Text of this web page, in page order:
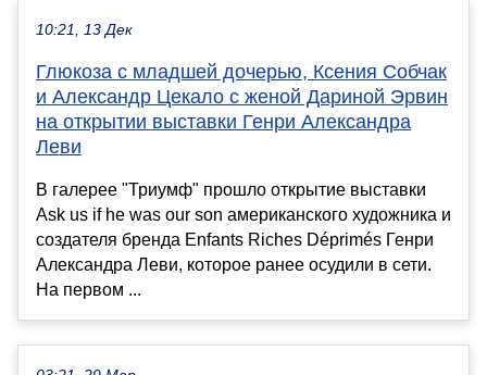
10:21, 13 Дек
Глюкоза с младшей дочерью, Ксения Собчак
и Александр Цекало с женой Дариной Эрвин
на открытии выставки Генри Александра
Леви
В галерее "Триумф" прошло открытие выставки
Ask us if he was our son американского художника и
создателя бренда Enfants Riches Déprimés Генри
Александра Леви, которое ранее осудили в сети.
На первом ...